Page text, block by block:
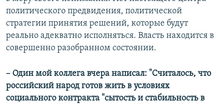
политического предвидения, политической
стратегии принятия решений, которые будут
реально адекватно исполняться. Власть находится в
совершенно разобранном состоянии.
– Один мой коллега вчера написал: "Считалось, что
российский народ готов жить в условиях
социального контракта "сытость и стабильность в